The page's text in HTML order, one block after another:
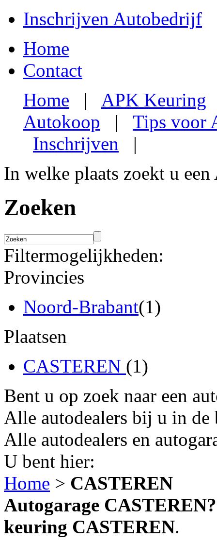
Inschrijven Autobedrijf
Home
Contact
Home | APK Keuring
Autokoop | Tips voor
Inschrijven |
In welke plaats zoekt u
Zoeken
Filtermogelijkheden:
Provincies
Noord-Brabant(1)
Plaatsen
CASTEREN (1)
Bent u op zoek naar een
Alle autodealers bij u in
Alle autodealers en
U bent hier:
Home > CASTEREN
Autogarage
keuring CASTEREN.